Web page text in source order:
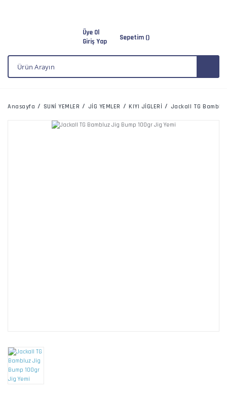
Üye Ol
Giriş Yap
Sepetim ()
Anasayfa SUNİ YEMLER JİG YEMLER KIYI JİGLERİ Jackall TG